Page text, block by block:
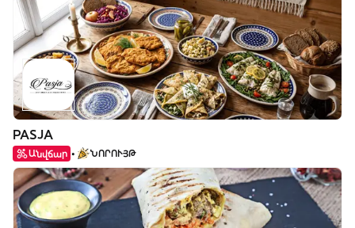
PASJA
Անվճար ՆՈՐՈՒՅԹ